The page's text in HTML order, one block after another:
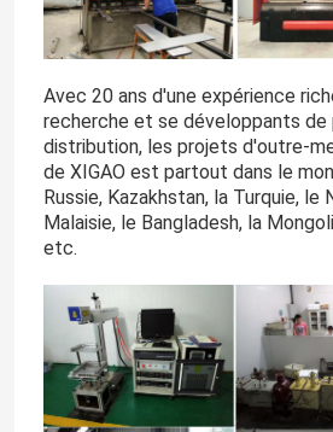
Avec 20 ans d'une expérience
recherche et se développants de
distribution, les projets d'outre-
de XIGAO est partout dans le
Russie, Kazakhstan, la Turquie, le
Malaisie, le Bangladesh, la
etc.